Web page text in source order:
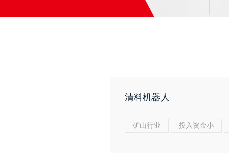
清料机器人
矿山行业 投入资金小